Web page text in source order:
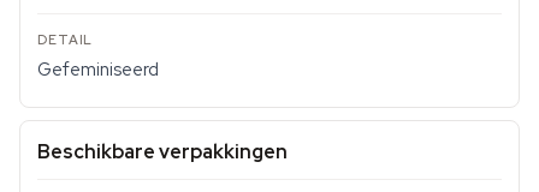
Gefeminiseerd
Beschikbare verpakkingen